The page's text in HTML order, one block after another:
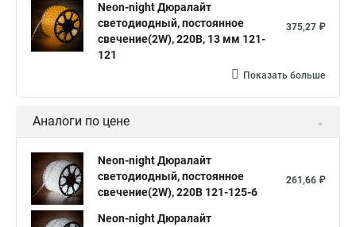
Neon-night Дюралайт
светодиодный, постоянное
свечение(2W), 220В, 13 мм 121-
121
375,27 ₽
Показать больше
Аналоги по цене
Neon-night Дюралайт
светодиодный, постоянное
свечение(2W), 220В 121-125-6
261,66 ₽
Neon-night Дюралайт